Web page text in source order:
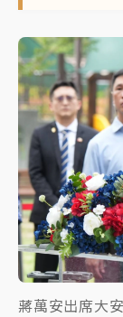
蔣萬安出席大